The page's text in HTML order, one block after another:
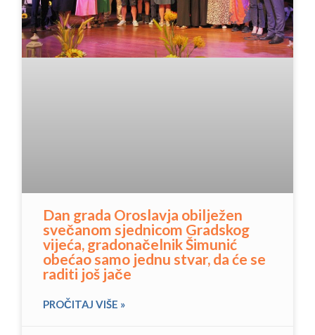
Dan grada Oroslavja obilježen
svečanom sjednicom Gradskog
vijeća, gradonačelnik Šimunić
obećao samo jednu stvar, da će se
raditi još jače
PROČITAJ VIŠE »